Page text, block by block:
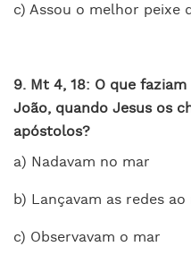
c) Assou o melhor peixe
9. Mt 4, 18: O que
João, quando Jesus os
apóstolos?
a) Nadavam no mar
b) Lançavam as redes ao
c) Observavam o mar